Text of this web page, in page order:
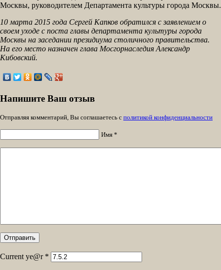
Москвы, руководителем Департамента культуры города Москвы.
10 марта 2015 года Сергей Капков обратился с заявлением о
своем уходе с поста главы департамента культуры города
Москвы на заседании президиума столичного правительства.
На его место назначен глава Мосгорнаследия Александр
Кибовский.
Напишите Ваш отзыв
Отправляя комментарий, Вы соглашаетесь с политикой конфиденциальности
Имя *
Current ye@r *